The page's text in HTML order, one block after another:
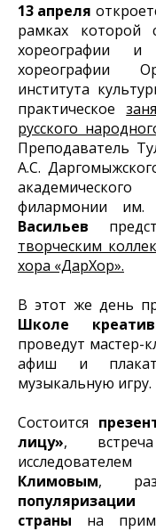
13 апреля
рамках которой
хореографии
хореографии
института
практическое
русского
Преподаватель
А.С.
филармонии им.
Васильев
творческим
хора «ДарХор».
В этот же день
Школе
проведут мастер-
афиш и
музыкальную игру.
Состоится
лицу»,
Климовым,
страны на